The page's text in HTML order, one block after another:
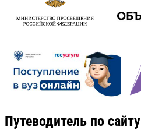
Путеводитель по сайту